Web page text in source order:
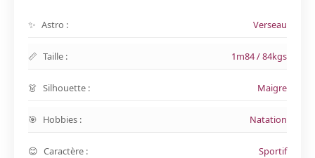
Astro : Verseau
Taille : 1m84 / 84kgs
Silhouette : Maigre
Hobbies : Natation
Caractère : Sportif